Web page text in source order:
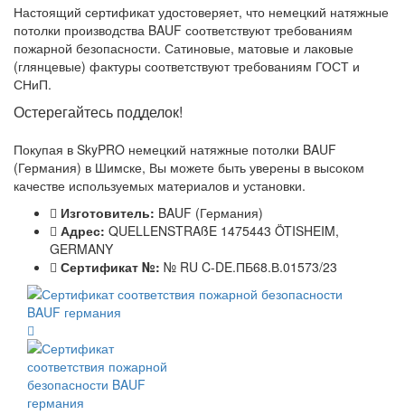
Настоящий сертификат удостоверяет, что немецкий натяжные
потолки производства BAUF соответствуют требованиям
пожарной безопасности. Сатиновые, матовые и лаковые
(глянцевые) фактуры соответствуют требованиям ГОСТ и
СНиП.
Остерегайтесь подделок!
Покупая в SkyPRO немецкий натяжные потолки BAUF
(Германия) в Шимске, Вы можете быть уверены в высоком
качестве используемых материалов и установки.
Изготовитель: BAUF (Германия)
Адрес: QUELLENSTRAßE 1475443 ÖTISHEIM,
GERMANY
Сертификат №: № RU C-DE.ПБ68.В.01573/23